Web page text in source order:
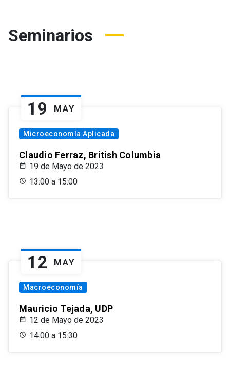
Seminarios
19 MAY
Microeconomía Aplicada
Claudio Ferraz, British Columbia
19 de Mayo de 2023
13:00 a 15:00
12 MAY
Macroeconomía
Mauricio Tejada, UDP
12 de Mayo de 2023
14:00 a 15:30